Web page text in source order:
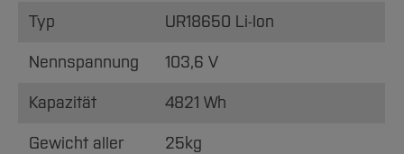
Typ UR18650 Li-Ion
Nennspannung 103,6 V
Kapazität 4821 Wh
Gewicht aller
25kg